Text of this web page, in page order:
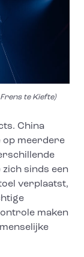
te Kiefte)
China
op meerdere
zich sinds een
verplaatst,
maken